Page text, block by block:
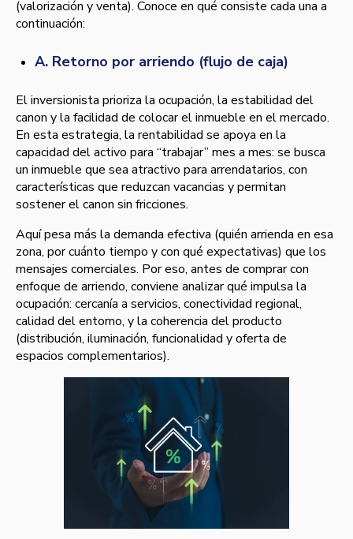
(valorización y venta). Conoce en qué consiste cada una a
continuación:
A. Retorno por arriendo (flujo de caja)
El inversionista prioriza la ocupación, la estabilidad del
canon y la facilidad de colocar el inmueble en el mercado.
En esta estrategia, la rentabilidad se apoya en la
capacidad del activo para “trabajar” mes a mes: se busca
un inmueble que sea atractivo para arrendatarios, con
características que reduzcan vacancias y permitan
sostener el canon sin fricciones.
Aquí pesa más la demanda efectiva (quién arrienda en esa
zona, por cuánto tiempo y con qué expectativas) que los
mensajes comerciales. Por eso, antes de comprar con
enfoque de arriendo, conviene analizar qué impulsa la
ocupación: cercanía a servicios, conectividad regional,
calidad del entorno, y la coherencia del producto
(distribución, iluminación, funcionalidad y oferta de
espacios complementarios).